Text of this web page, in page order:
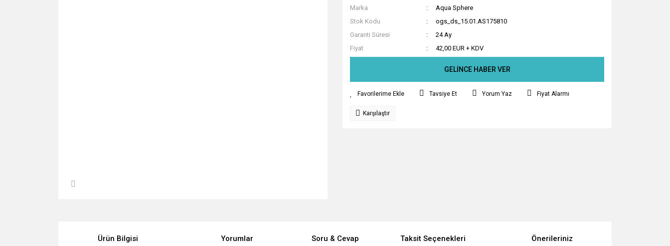
Marka
Aqua Sphere
Stok Kodu
ogs_ds_15.01.AS175810
Garanti Süresi
24 Ay
Fiyat
42,00 EUR + KDV
GELİNCE HABER VER
Tavsiye Et Yorum Yaz Fiyat Alarmı
Karşılaştır
Ürün Bilgisi Yorumlar Soru & Cevap Taksit Seçenekleri Önerileriniz